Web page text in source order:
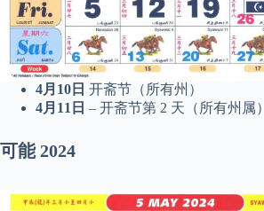
4月10日 开斋节（所有州）
4月11日 – 开斋节第 2 天（所有州属）
可能2024